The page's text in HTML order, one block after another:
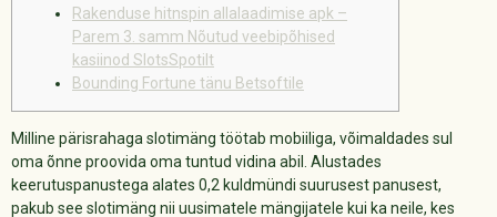
Rakenduse hitnspin allalaadimise apk –
Parem 3. samm Nõutud veebipõhised
kasiinod SlotsSpotilt
Bounding Fortune tänu Betsoftile
Milline pärisrahaga slotimäng töötab mobiiliga, võimaldades sul
oma õnne proovida oma tuntud vidina abil. Alustades
keerutuspanustega alates 0,2 kuldmündi suurusest panusest,
pakub see slotimäng nii uusimatele mängijatele kui ka neile, kes